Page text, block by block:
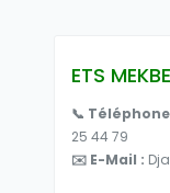
ETS
📞
25 44 79
✉️ E-Mail :